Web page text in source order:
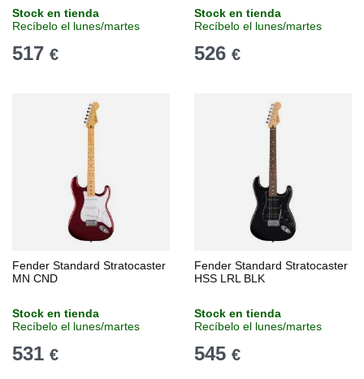
Stock en tienda
Recíbelo el lunes/martes
517 €
Stock en tienda
Recíbelo el lunes/martes
526 €
Fender Standard Stratocaster
MN CND
Stock en tienda
Recíbelo el lunes/martes
531 €
Fender Standard Stratocaster
HSS LRL BLK
Stock en tienda
Recíbelo el lunes/martes
545 €